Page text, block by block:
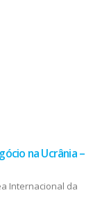
na Ucrânia –
Internacional da